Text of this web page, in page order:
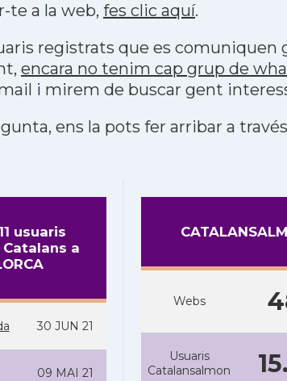
te a la web, fes clic aquí.
registrats que es comuniquen
encara no tenim cap grup de
i mirem de buscar gent
ens la pots fer arribar a
usuaris
Catalans a
30 JUN 21
09 MAI 21
Webs
Usuaris
Catalansalmon